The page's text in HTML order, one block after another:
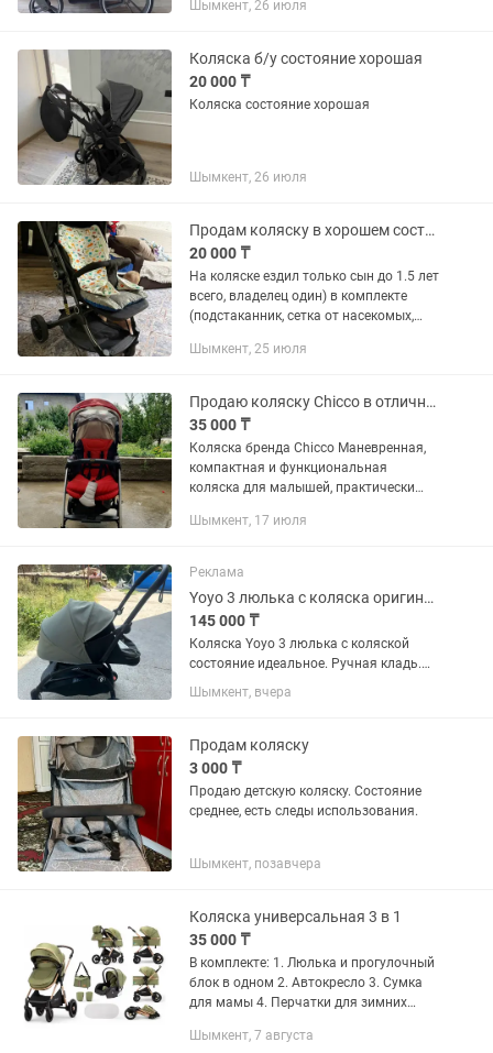
Шымкент, 26 июля
Коляска б/у состояние хорошая
20 000 ₸
Коляска состояние хорошая
Шымкент, 26 июля
Продам коляску в хорошем состоянии
20 000 ₸
На коляске ездил только сын до 1.5 лет
всего, владелец один) в комплекте
(подстаканник, сетка от насекомых,
целые, нигде ничего не ломалось ,
Шымкент, 25 июля
Продаю коляску Chicco в отличном состоянии
35 000 ₸
Коляска бренда Chicco Маневренная,
компактная и функциональная
коляска для малышей, практически
вместительной корзиной и сумкой.
Шымкент, 17 июля
Реклама
Yoyo 3 люлька с коляска оригинал
145 000 ₸
Коляска Yoyo 3 люлька с коляской
состояние идеальное. Ручная кладь.
Ручная кладь собирается как
чемоданчик. Цвет светло зеленый
месяцев Коляска собирается даже...
Шымкент, вчера
Продам коляску
3 000 ₸
Продаю детскую коляску. Состояние
среднее, есть следы использования.
Шымкент, позавчера
Коляска универсальная 3 в 1
35 000 ₸
В комплекте: 1. Люлька и прогулочный
блок в одном 2. Автокресло 3. Сумка
для мамы 4. Перчатки для зимних
7. Дождевик Состояние отличное!
Шымкент, 7 августа